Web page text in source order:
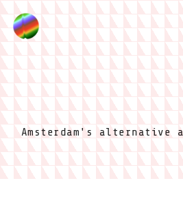
Amsterdam's alternative